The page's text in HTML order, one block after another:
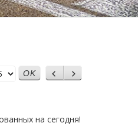
Назад
Вперед
на сегодня!